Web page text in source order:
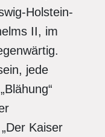
Holstein-
II, im
jede
Kaiser